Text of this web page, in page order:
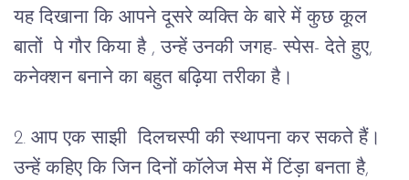
यह दिखाना कि आपने दूसरे व्यक्ति के बारे में कुछ कूल
बातों  पे गौर किया है , उन्हें उनकी जगह- स्पेस- देते हुए,
कनेक्शन बनाने का बहुत बढ़िया तरीका है।
2. आप एक साझी  दिलचस्पी की स्थापना कर सकते हैं।
उन्हें कहिए कि जिन दिनों कॉलेज मेस में टिंड़ा बनता है,